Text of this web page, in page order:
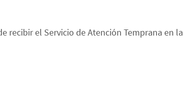
recibir el Servicio de Atención Temprana en